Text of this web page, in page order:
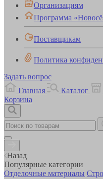
Организациям
Программа
Поставщикам
Политика
Задать вопрос
Главная
Каталог
Корзина
Назад
Популярные категории
Отделочные материалы